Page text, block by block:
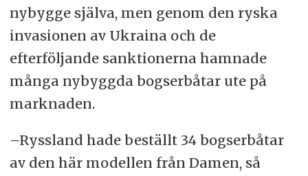
nybygge själva, men genom den ryska
invasionen av Ukraina och de
efterföljande sanktionerna hamnade
många nybyggda bogserbåtar ute på
marknaden.
–Ryssland hade beställt 34 bogserbåtar
av den här modellen från Damen, så